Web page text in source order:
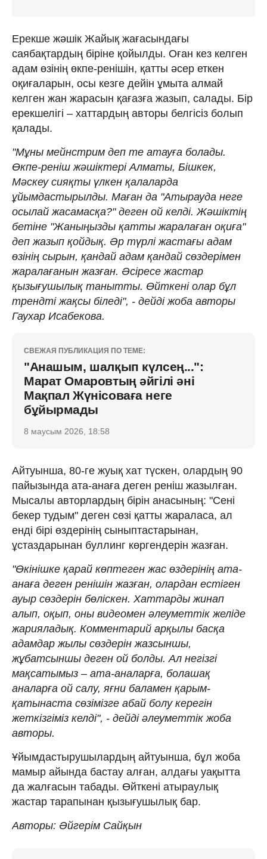
Ерекше жәшік Жайық жағасындағы
саябақтардың біріне қойылды. Оған кез келген
адам өзінің өкпе-ренішін, қатты әсер еткен
оқиғаларын, осы кезге дейін ұмыта алмай
келген жан жарасын қағазға жазып, салады. Бір
ерекшелігі – хаттардың авторы белгісіз болып
қалады.
"Мұны мейнстрим деп те атауға болады.
Өкпе-реніш жәшіктері Алматы, Бішкек,
Мәскеу сияқты үлкен қалаларда
ұйымдастырылды. Маған да "Атырауда неге
осылай жасамасқа?" деген ой келді. Жәшіктің
бетіне "Жаныңызды қатты жаралаған оқиға"
деп жазып қойдық. Әр түрлі жастағы адам
өзінің сырын, қандай адам қандай сөздерімен
жаралағанын жазған. Әсіресе жастар
қызығушылық танытты. Өйткені олар бұл
трендті жақсы біледі", - дейді жоба авторы
Гаухар Исабекова.
СВЕЖАЯ ПУБЛИКАЦИЯ ПО ТЕМЕ:
"Анашым, шалқып күлсең...":
Марат Омаровтың әйгілі әні
Мақпал Жүнісоваға неге
бұйырмады
8 маусым 2026, 18:58
Айтуынша, 80-ге жуық хат түскен, олардың 90
пайызында ата-анаға деген реніш жазылған.
Мысалы авторлардың бірін анасының: "Сені
бекер тудым" деген сөзі қатты жараласа, ал
енді бірі өздерінің сыныптастарынан,
ұстаздарынан буллинг көргендерін жазған.
"Өкінішке қарай көптеген жас өздерінің ата-
анаға деген ренішін жазған, олардан естіген
ауыр сөздерін бөліскен. Хаттарды жинап
алып, оқып, оны видеомен әлеуметтік желіде
жарияладық. Комментарий арқылы басқа
адамдар жылы сөздерін жазсыншы,
жұбатсыншы деген ой болды. Ал негізгі
мақсатымыз – ата-аналарға, болашақ
аналарға ой салу, яғни баламен қарым-
қатынаста сөзімізге абай болу керегін
жеткізгіміз келді", - дейді әлеуметтік жоба
авторы.
Ұйымдастырушылардың айтуынша, бұл жоба
мамыр айында бастау алған, алдағы уақытта
да жалғасын табады. Өйткені атыраулық
жастар тарапынан қызығушылық бар.
Авторы: Әйгерім Сайқын